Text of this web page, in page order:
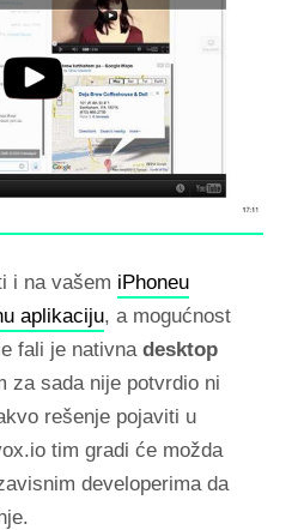
i na vašem iPhoneu
aplikaciju, a mogućnost
fali je nativna desktop
za sada nije potvrdio ni
rešenje pojaviti u
tim gradi će možda
developerima da